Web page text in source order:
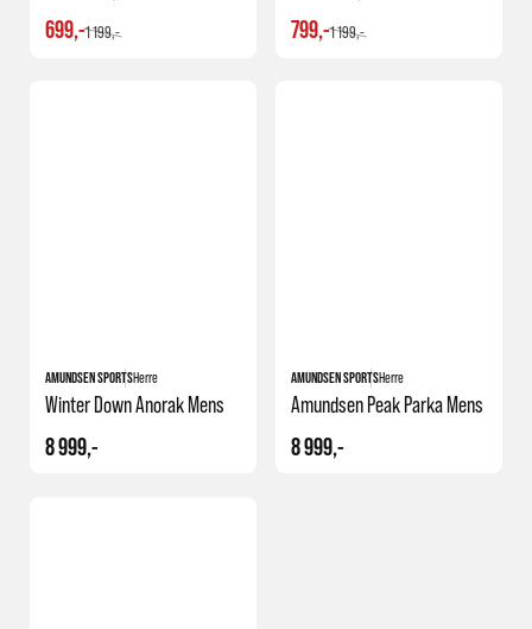
1 199,-
699,- 1 199,-
799,-
AMUNDSEN SPORTSHerre
Winter Down Anorak Mens
8 999,-
AMUNDSEN SPORTSHerre
Amundsen Peak Parka Mens
8 999,-